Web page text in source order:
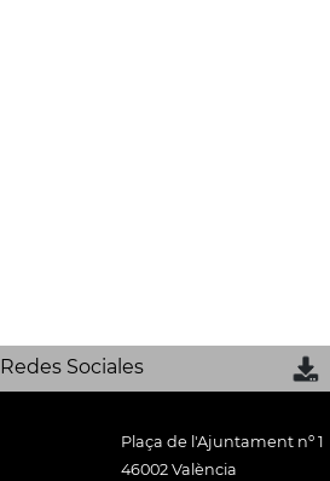
Redes Sociales
Plaça de l'Ajuntament nº 1
46002 València